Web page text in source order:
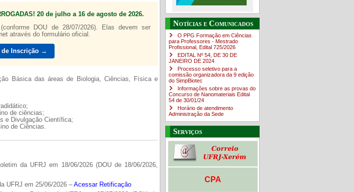
20 de julho a 16 de agosto de 2026.
DOU de 28/07/2026). Elas devem ser
através do formulário oficial.
de Inscrição →
Básica das áreas de Biologia, Ciências, Física e
de ciências;
e Divulgação Científica;
de Ciências.
da UFRJ em 18/06/2026 (DOU de 18/06/2026,
UFRJ em 25/06/2026 –Acessar Retificação
Guia do estudante
www.youtube.com/channel/UC46BbEKCwNCdJvi4sNpOf3w
Notícias e Comunicados
O PPG Formação em Ciências
para Professores - Mestrado
Profissional, Edital ​725/202​6
EDITAL Nº 54, DE 30 DE
JANEIRO DE 2024
Processo seletivo para a
comissão organizadora da 9 edição
do SimpBiotec
Informações sobre as provas do
Concurso de Nanomateriais Edital
54 de 30/01/24
Horário de atendimento
Administração da Sede
Serviços
CPA